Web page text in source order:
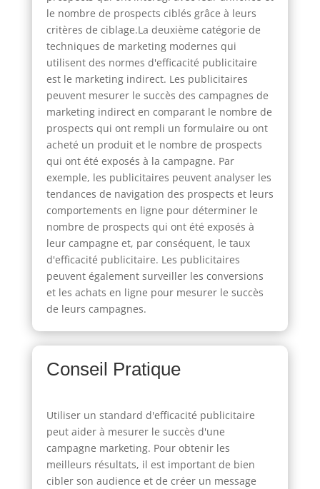
le nombre de prospects ciblés grâce à leurs
critères de ciblage.La deuxième catégorie de
techniques de marketing modernes qui
utilisent des normes d'efficacité publicitaire
est le marketing indirect. Les publicitaires
peuvent mesurer le succès des campagnes de
marketing indirect en comparant le nombre de
prospects qui ont rempli un formulaire ou ont
acheté un produit et le nombre de prospects
qui ont été exposés à la campagne. Par
exemple, les publicitaires peuvent analyser les
tendances de navigation des prospects et leurs
comportements en ligne pour déterminer le
nombre de prospects qui ont été exposés à
leur campagne et, par conséquent, le taux
d'efficacité publicitaire. Les publicitaires
peuvent également surveiller les conversions
et les achats en ligne pour mesurer le succès
de leurs campagnes.
Conseil Pratique
Utiliser un standard d'efficacité publicitaire
peut aider à mesurer le succès d'une
campagne marketing. Pour obtenir les
meilleurs résultats, il est important de bien
cibler son audience et de créer un message